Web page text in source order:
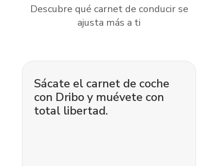
Descubre qué carnet de conducir se
ajusta más a ti
Sácate el carnet de coche
con Dribo y muévete con
total libertad.